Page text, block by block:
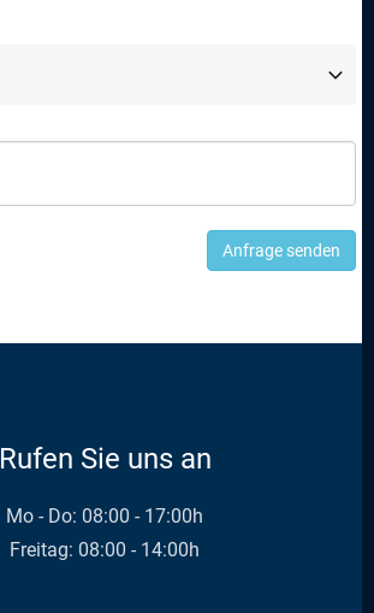
Anfrage senden
Rufen Sie uns an
Mo - Do: 08:00 - 17:00h
Freitag: 08:00 - 14:00h